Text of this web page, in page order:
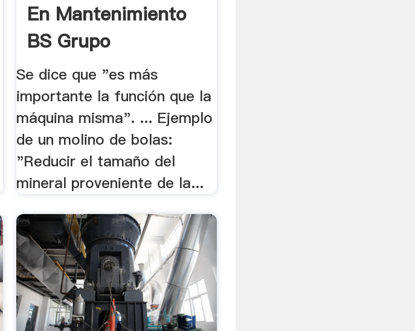
En Mantenimiento
BS Grupo
Se dice que "es más
importante la función que la
máquina misma". ... Ejemplo
de un molino de bolas:
"Reducir el tamaño del
mineral proveniente de la...